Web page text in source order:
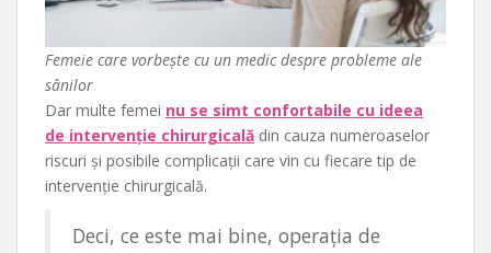
Femeie care vorbește cu un medic despre probleme ale
sânilor
Dar multe femei nu se simt confortabile cu ideea
de intervenție chirurgicală din cauza numeroaselor
riscuri și posibile complicații care vin cu fiecare tip de
intervenție chirurgicală.
Deci, ce este mai bine, operația de